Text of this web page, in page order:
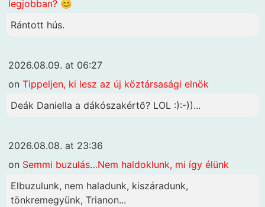
legjobban? 😊
Rántott hús.
2026.08.09. at 06:27
on Tippeljen, ki lesz az új köztársasági elnök
Deák Daniella a dákószakértő? LOL :):-))...
2026.08.08. at 23:36
on Semmi buzulás…Nem haldoklunk, mi így élünk
Elbuzulunk, nem haladunk, kiszáradunk,
tönkremegyünk, Trianon...